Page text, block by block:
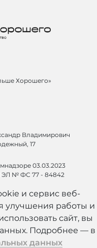
Хорошего»
Владимирович
17
03.03.2023
ЭЛ № ФС 77 - 84842
и сервис веб-
улучшения работы и
сайт, вы
Подробнее — в
данных